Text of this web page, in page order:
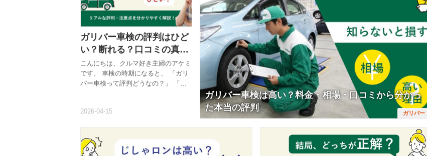
店をなんとなく検索していたら、頭の
中にときわ食堂が浮かんできて。
「今日だ」と思いました（笑） JR巣
鴨駅を降りて、地蔵...
ます。 ガリバー車検で「連絡が来な
い」とは？ まずは前提として、「連
絡が来ない」とはどういう状態なのか
を整理しておきま...
していきます。 ガリバー自社ローン
とは？【結論：審査に不安がある人向
けの分割サービス】 まずは前提とし
て、自社ローンの仕...
ガリバー車検の評判はひど
い？断れる？口コミの真相
と後悔しない選び方
こんにちは、クルマ好き主婦のアケミ
です。 車検の時期になると、 「ガリ
バー車検って評判どうなの？」 「ひ
不安、ありますよね。 私自身も最初
由」が見えてきました。 この記事で
は、ガリバー車検のリアルな評判や注
ガリバー車検は高い？料金・相場・口コミから分かっ
た本当の評判